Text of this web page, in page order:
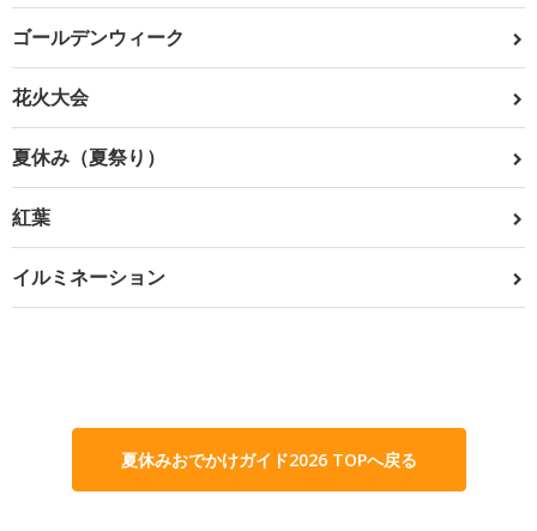
ゴールデンウィーク
花火大会
夏休み（夏祭り）
紅葉
イルミネーション
夏休みおでかけガイド2026 TOPへ戻る